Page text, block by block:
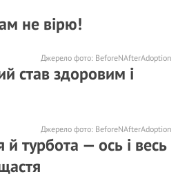
не вірю!
Джерело фото: BeforeNAfterAdoption
став здоровим і
Джерело фото: BeforeNAfterAdoption
й турбота — ось і весь